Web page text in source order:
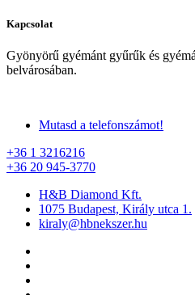
Kapcsolat
Gyönyörű gyémánt gyűrűk és
belvárosában.
Mutasd a telefonszámot!
+36 1 3216216
+36 20 945-3770
H&B Diamond Kft.
1075 Budapest, Király utca 1.
kiraly@hbnekszer.hu